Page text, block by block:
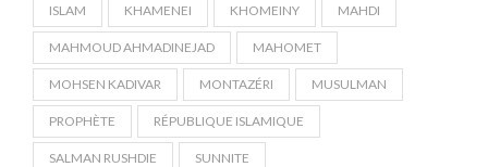
ISLAM KHAMENEI KHOMEINY MAHDI
MAHMOUD AHMADINEJAD MAHOMET
MOHSEN KADIVAR MONTAZÉRI MUSULMAN
PROPHÈTE RÉPUBLIQUE ISLAMIQUE
SALMAN RUSHDIE SUNNITE